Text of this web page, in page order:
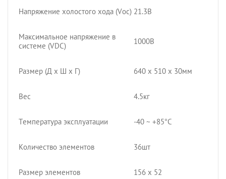
Напряжение холостого хода (Voc) 21.3В
Максимальное напряжение в
системе (VDC)
1000В
Размер (Д х Ш х Г) 640 x 510 x 30мм
Вес 4.5кг
Температура эксплуатации -40 ~ +85°С
Количество элементов 36шт
Размер элементов 156 х 52